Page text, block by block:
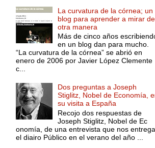
La curvatura de la córnea; un
blog para aprender a mirar de
otra manera
Más de cinco años
en un blog dan para mucho.
“La curvatura de la córnea” se abrió en
enero de 2006 por Javier López Clemente
c...
Dos preguntas a Joseph
Stiglitz, Nobel de Economía,
su visita a España
Recojo dos respuestas de
Joseph Stiglitz, Nobel de Ec
onomía, de una entrevista que nos entrega
el diairo Público en el verano del año ...